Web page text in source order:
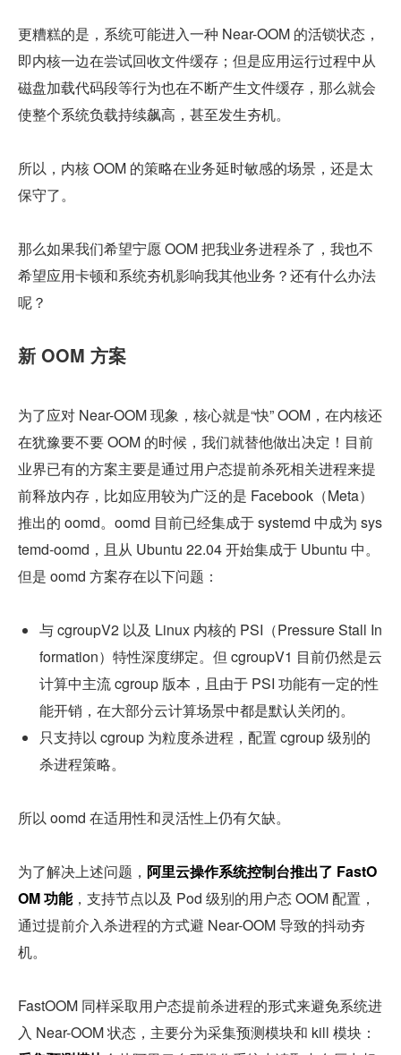
更糟糕的是，系统可能进入一种 Near-OOM 的活锁状态，
即内核一边在尝试回收文件缓存；但是应用运行过程中从
磁盘加载代码段等行为也在不断产生文件缓存，那么就会
使整个系统负载持续飙高，甚至发生夯机。
所以，内核 OOM 的策略在业务延时敏感的场景，还是太
保守了。
那么如果我们希望宁愿 OOM 把我业务进程杀了，我也不
希望应用卡顿和系统夯机影响我其他业务？还有什么办法
呢？
新 OOM 方案
为了应对 Near-OOM 现象，核心就是“快” OOM，在内核还
在犹豫要不要 OOM 的时候，我们就替他做出决定！目前
业界已有的方案主要是通过用户态提前杀死相关进程来提
前释放内存，比如应用较为广泛的是 Facebook（Meta）
推出的 oomd。oomd 目前已经集成于 systemd 中成为 sys
temd-oomd，且从 Ubuntu 22.04 开始集成于 Ubuntu 中。
但是 oomd 方案存在以下问题：
与 cgroupV2 以及 Linux 内核的 PSI（Pressure Stall In
formation）特性深度绑定。但 cgroupV1 目前仍然是云
计算中主流 cgroup 版本，且由于 PSI 功能有一定的性
能开销，在大部分云计算场景中都是默认关闭的。
只支持以 cgroup 为粒度杀进程，配置 cgroup 级别的
杀进程策略。
所以 oomd 在适用性和灵活性上仍有欠缺。
为了解决上述问题， 阿里云操作系统控制台推出了 FastO
OM 功能，支持节点以及 Pod 级别的用户态 OOM 配置，
通过提前介入杀进程的方式避 Near-OOM 导致的抖动夯
机。
FastOOM 同样采取用户态提前杀进程的形式来避免系统进
入 Near-OOM 状态，主要分为采集预测模块和 kill 模块：